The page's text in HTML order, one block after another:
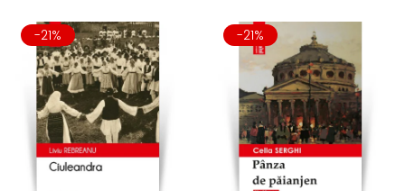
-21% -21%